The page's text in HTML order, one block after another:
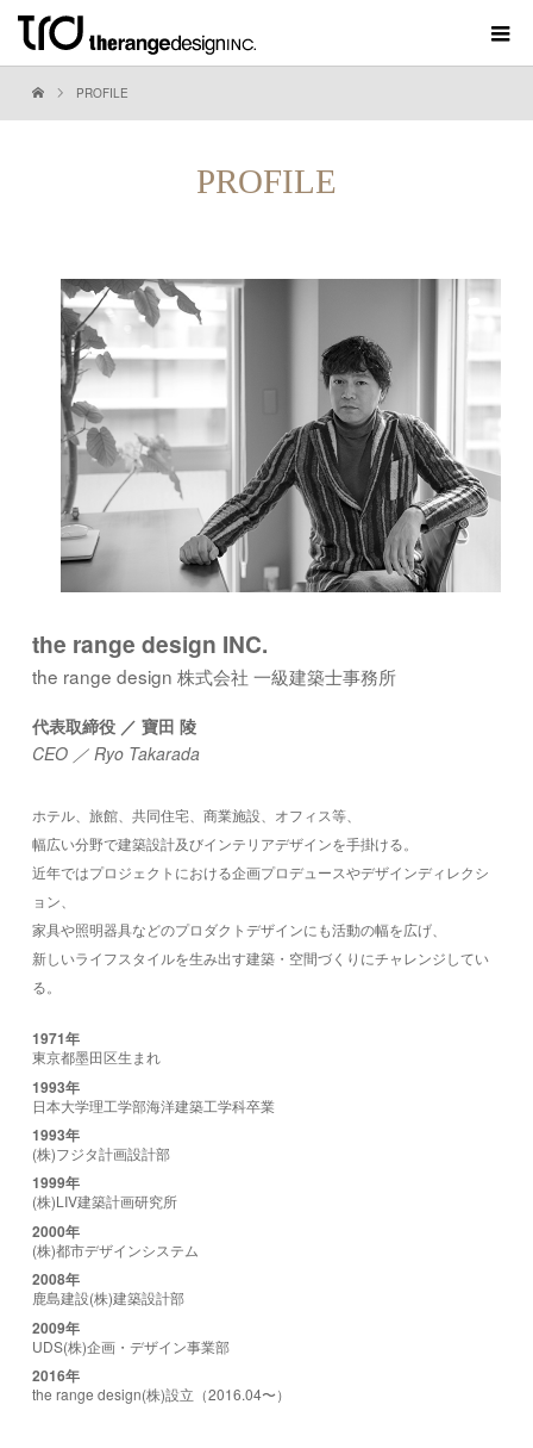
PROFILE
PROFILE
the range design INC.
the range design 株式会社 一級建築士事務所
代表取締役 ／ 寶田 陵
CEO ／ Ryo Takarada
ホテル、旅館、共同住宅、商業施設、オフィス等、
幅広い分野で建築設計及びインテリアデザインを手掛ける。
近年ではプロジェクトにおける企画プロデュースやデザインディレクシ
ョン、
家具や照明器具などのプロダクトデザインにも活動の幅を広げ、
新しいライフスタイルを生み出す建築・空間づくりにチャレンジしてい
る。
1971年
東京都墨田区生まれ
1993年
日本大学理工学部海洋建築工学科卒業
1993年
(株)フジタ計画設計部
1999年
(株)LIV建築計画研究所
2000年
(株)都市デザインシステム
2008年
鹿島建設(株)建築設計部
2009年
UDS(株)企画・デザイン事業部
2016年
the range design(株)設立（2016.04〜）